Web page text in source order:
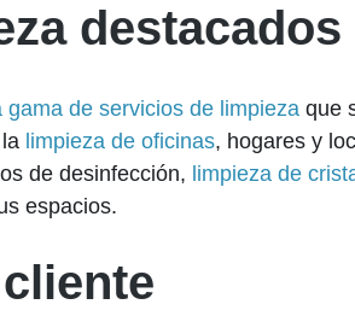
destacados
gama de servicios de limpieza que
limpieza de oficinas, hogares y
de desinfección, limpieza de
espacios.